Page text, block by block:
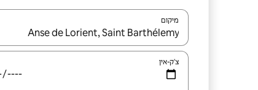
מיקום
כאשר התוצאות יהיו זמינות, יש לנווט עם מקשי
צ'ק-אין